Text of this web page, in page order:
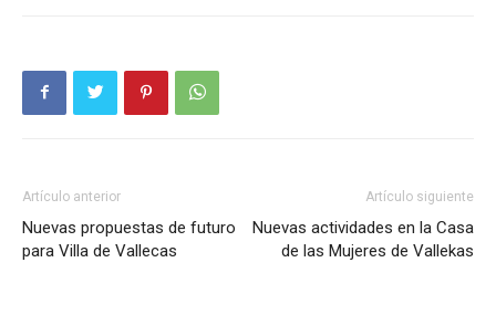
Artículo anterior
Nuevas propuestas de futuro
para Villa de Vallecas
Artículo siguiente
Nuevas actividades en la Casa
de las Mujeres de Vallekas